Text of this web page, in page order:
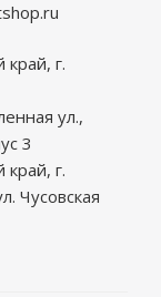
г.
ул.,
3
г.
Чусовская